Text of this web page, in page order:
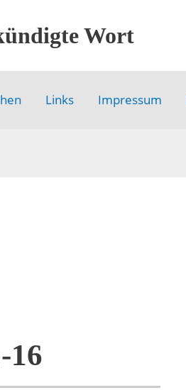
Wort
Links Impressum
16